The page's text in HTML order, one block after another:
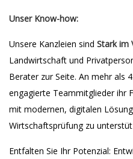
Unser Know-how:
Unsere Kanzleien sind Stark im
Landwirtschaft und
Berater zur Seite. An mehr als
engagierte Teammitglieder ihr
mit modernen, digitalen
Wirtschaftsprüfung zu
Entfalten Sie Ihr Potenzial: